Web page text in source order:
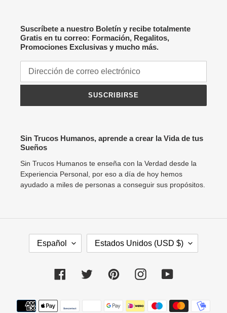
Suscríbete a nuestro Boletín y recibe totalmente
Gratis en tu correo: Formación, Regalitos,
Promociones Exclusivas y mucho más.
SUSCRIBIRSE
Sin Trucos Humanos, aprende a crear la Vida de tus
Sueños
Sin Trucos Humanos te enseña con la Verdad desde la
Experiencia Personal, por eso a día de hoy hemos
ayudado a miles de personas a conseguir sus propósitos.
Español
S
/
E
Estados Unidos (USD $)
FacebookTwitter PinterestInstagramYouTube
Métodos